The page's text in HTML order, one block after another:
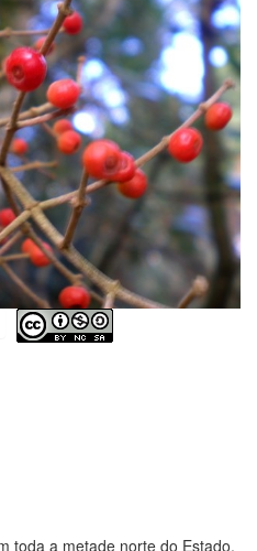
toda a metade norte do Estado,